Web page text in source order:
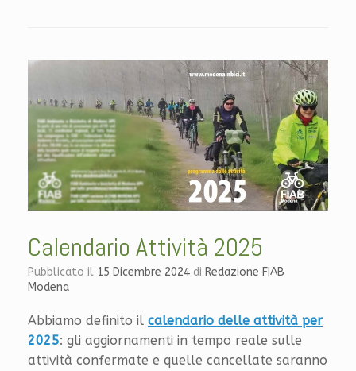
Calendario Attività 2025
Pubblicato il 15 Dicembre 2024 di Redazione FIAB
Modena
Abbiamo definito il calendario delle attività per
2025: gli aggiornamenti in tempo reale sulle
attività confermate e quelle cancellate saranno